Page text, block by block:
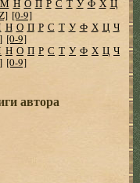
М Н О П Р С Т У Ф Х Ц
[0-9]
Н О П Р С Т У Ф Х Ц Ч
[0-9]
Н О П Р С Т У Ф Х Ц Ч
[0-9]
автора